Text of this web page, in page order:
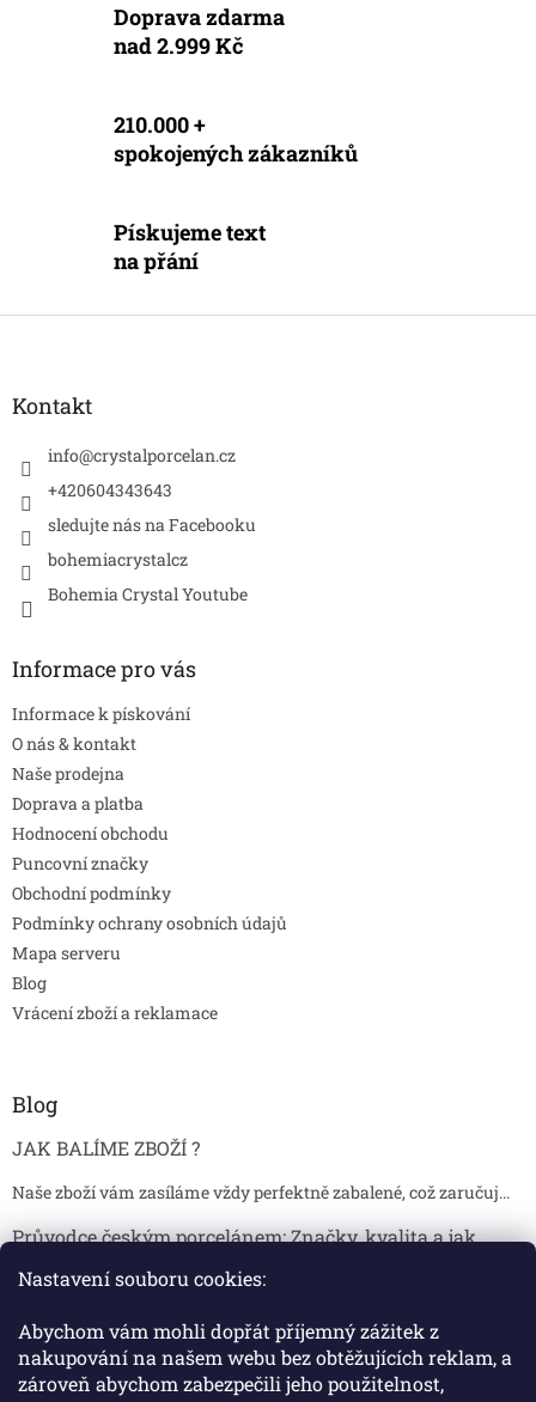
Nastavení souboru cookies:
Abychom vám mohli dopřát příjemný zážitek z
nakupování na našem webu bez obtěžujících reklam, a
zároveň abychom zabezpečili jeho použitelnost,
Doprava zdarma
nad 2.999 Kč
210.000 +
spokojených zákazníků
Pískujeme text
na přání
Kontakt
info@crystalporcelan.cz
+420604343643
sledujte nás na Facebooku
bohemiacrystalcz
Bohemia Crystal Youtube
Informace pro vás
Informace k pískování
O nás & kontakt
Naše prodejna
Doprava a platba
Hodnocení obchodu
Puncovní značky
Obchodní podmínky
Podmínky ochrany osobních údajů
Mapa serveru
Blog
Vrácení zboží a reklamace
Blog
JAK BALÍME ZBOŽÍ ?
Naše zboží vám zasíláme vždy perfektně zabalené, což zaručuj...
Průvodce českým porcelánem: Značky, kvalita a jak
Jak skladovat broušené sklenice, aby se nepoškodily?
Broušené sklenice jsou symbolem elegance, tradice a luxusu. ...